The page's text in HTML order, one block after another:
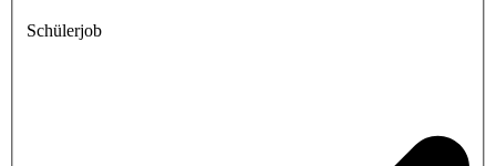
Schülerjob